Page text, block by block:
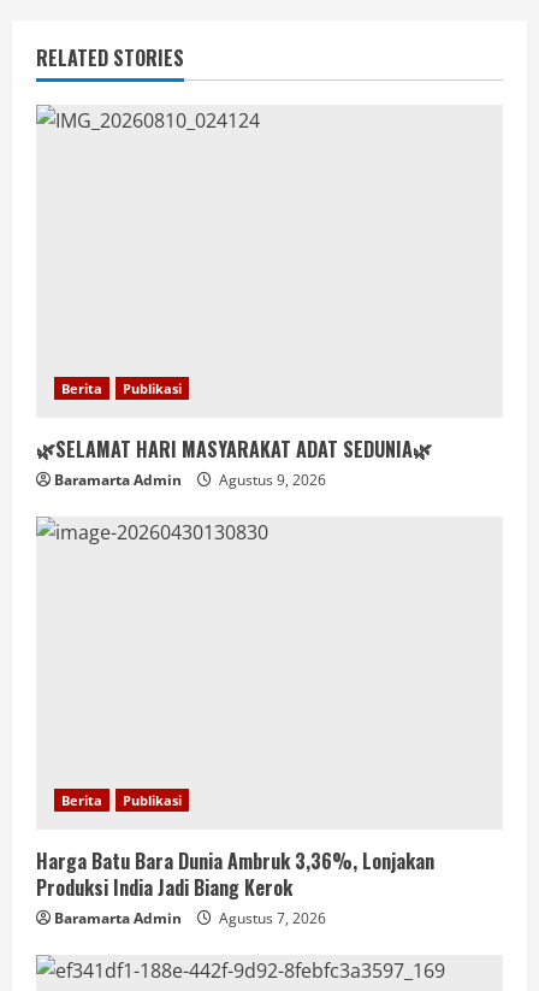
RELATED STORIES
Berita Publikasi
🌿SELAMAT HARI MASYARAKAT ADAT SEDUNIA🌿
Baramarta Admin Agustus 9, 2026
Berita Publikasi
Harga Batu Bara Dunia Ambruk 3,36%, Lonjakan
Produksi India Jadi Biang Kerok
Baramarta Admin Agustus 7, 2026